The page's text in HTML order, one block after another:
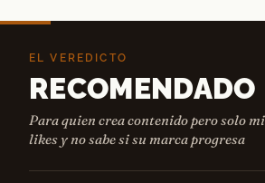
EL VEREDICTO
RECOMENDADO
Para quien crea contenido pero solo
likes y no sabe si su marca progresa